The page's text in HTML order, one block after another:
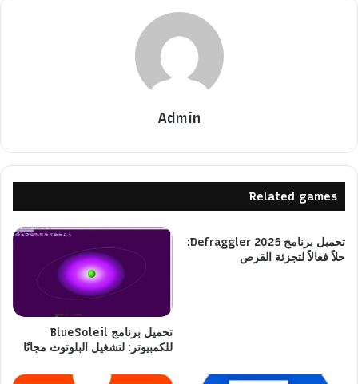
Admin
Related games
تحميل برنامج 2025 Defraggler:
حلاً فعالاً لتجزئة القرص
تحميل برنامج BlueSoleil
للكمبيوتر: لتشغيل البلوتوث مجانًا